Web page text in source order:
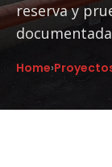
reserva y
Home›